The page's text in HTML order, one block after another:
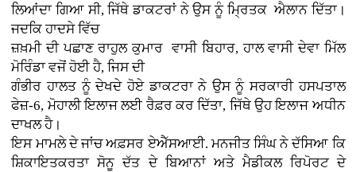
ਲਿਆਂਦਾ ਗਿਆ ਸੀ, ਜਿੱਥੇ ਡਾਕਟਰਾਂ ਨੇ ਉਸ ਨੂੰ ਮ੍ਰਿਤਕ ਐਲਾਨ ਦਿੱਤਾ।
ਜਦਕਿ ਹਾਦਸੇ ਵਿੱਚ
ਜ਼ਖ਼ਮੀ ਦੀ ਪਛਾਣ ਰਾਹੁਲ ਕੁਮਾਰ ਵਾਸੀ ਬਿਹਾਰ, ਹਾਲ ਵਾਸੀ ਦੇਵਾ ਮਿੱਲ
ਮੋਰਿੰਡਾ ਵਜੋਂ ਹੋਈ ਹੈ, ਜਿਸ ਦੀ
ਗੰਭੀਰ ਹਾਲਤ ਨੂੰ ਦੇਖਦੇ ਹੋਏ ਡਾਕਟਰਾ ਨੇ ਉਸ ਨੂੰ ਸਰਕਾਰੀ ਹਸਪਤਾਲ
ਫੇਜ਼-6, ਮੋਹਾਲੀ ਇਲਾਜ ਲਈ ਰੈਫ਼ਰ ਕਰ ਦਿੱਤਾ, ਜਿੱਥੇ ਉਹ ਇਲਾਜ ਅਧੀਨ
ਦਾਖਲ ਹੈ।
ਇਸ ਮਾਮਲੇ ਦੇ ਜਾਂਚ ਅਫ਼ਸਰ ਏਐੱਸਆਈ. ਮਨਜੀਤ ਸਿੰਘ ਨੇ ਦੱਸਿਆ ਕਿ
ਸ਼ਿਕਾਇਤਕਰਤਾ ਸੋਨੂ ਦੱਤ ਦੇ ਬਿਆਨਾਂ ਅਤੇ ਮੈਡੀਕਲ ਰਿਪੋਰਟ ਦੇ